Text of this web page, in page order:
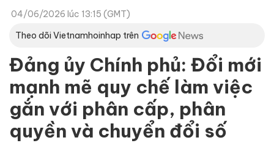
04/06/2026 lúc 13:15 (GMT)
Theo dõi Vietnamhoinhap trên
Đảng ủy Chính phủ: Đổi mới
mạnh mẽ quy chế làm việc
gắn với phân cấp, phân
quyền và chuyển đổi số